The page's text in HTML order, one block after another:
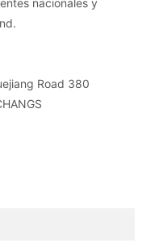
nacionales y
Road 380